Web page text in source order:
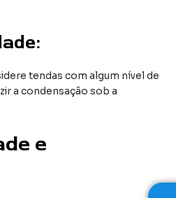
tendas com algum nível de
a condensação sob a
e